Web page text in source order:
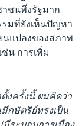
ชนพึ่งรัฐมาก
รมที่ยังเห็นปัญหา
นแปลงของสภาพ
น การเพิ่ม
งครั้งนี้ ผมคิดว่า
กษัตริย์ทรงเป็น